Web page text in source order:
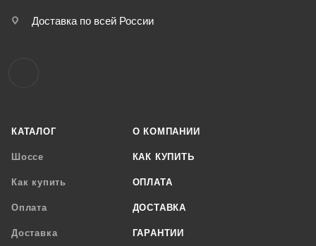
КАТАЛОГ
Шоссе
Как купить
Оплата
Доставка
О КОМПАНИИ
КАК КУПИТЬ
ОПЛАТА
ДОСТАВКА
ГАРАНТИИ
Доставка по всей России